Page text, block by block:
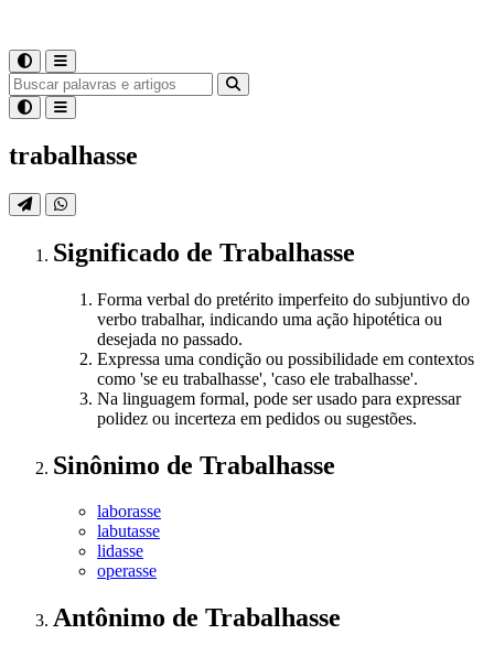
trabalhasse
Significado de Trabalhasse
Forma verbal do pretérito imperfeito do subjuntivo do
verbo trabalhar, indicando uma ação hipotética ou
desejada no passado.
Expressa uma condição ou possibilidade em contextos
como 'se eu trabalhasse', 'caso ele trabalhasse'.
Na linguagem formal, pode ser usado para expressar
polidez ou incerteza em pedidos ou sugestões.
Sinônimo de Trabalhasse
laborasse
labutasse
lidasse
operasse
Antônimo de Trabalhasse